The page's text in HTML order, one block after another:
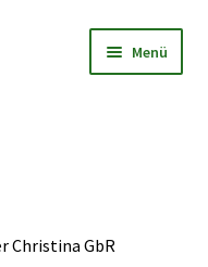
Menü
Christina GbR